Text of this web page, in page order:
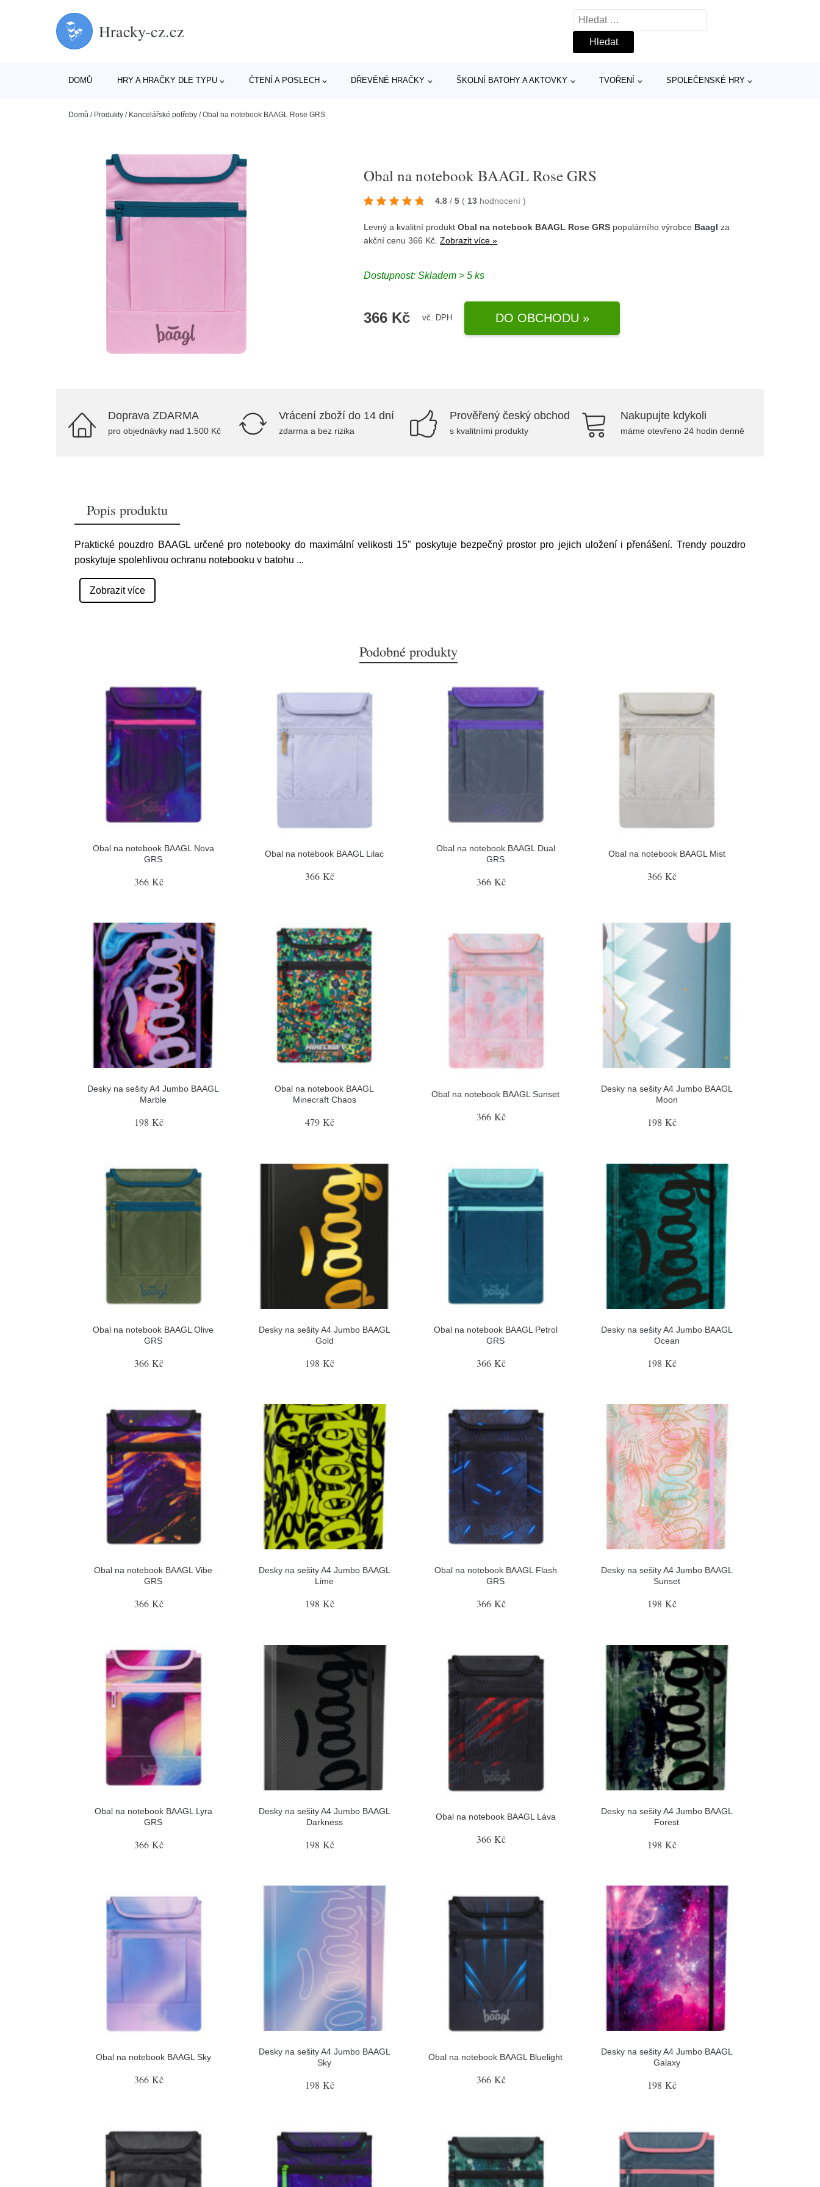
Hracky-cz.cz
Vyhledávání
DOMŮ HRY A HRAČKY DLE TYPU ČTENÍ A POSLECH DŘEVĚNÉ HRAČKY ŠKOLNÍ BATOHY A AKTOVKY TVOŘENÍ SPOLEČENSKÉ HRY
Domů / Produkty / Kancelářské potřeby /Obal na notebook BAAGL Rose GRS
Obal na notebook BAAGL Rose GRS
4.8 / 5 ( 13 hodnocení)
Levný a kvalitní produktObal na notebook BAAGL Rose GRS populárního výrobce Baagl za
akční cenu 366 Kč.Zobrazit více »
Dostupnost: Skladem > 5 ks
366 Kč vč. DPH DO OBCHODU »
Doprava ZDARMA
pro objednávky nad 1.500 Kč
Vrácení zboží do 14 dní
zdarma a bez rizika
Prověřený český obchod
s kvalitními produkty
Nakupujte kdykoli
máme otevřeno 24 hodin denně
Popis produktu
Praktické pouzdro BAAGL určené pro notebooky do maximální velikosti 15" poskytuje bezpečný prostor pro jejich uložení i přenášení. Trendy pouzdro
poskytuje spolehlivou ochranu notebooku v batohu ...
Zobrazit více
Podobné produkty
Obal na notebook BAAGL Nova
GRS
366 Kč
Obal na notebook BAAGL Lilac
366 Kč
Obal na notebook BAAGL Dual
GRS
366 Kč
Obal na notebook BAAGL Mist
366 Kč
Desky na sešity A4 Jumbo BAAGL
Marble
198 Kč
Obal na notebook BAAGL
Minecraft Chaos
479 Kč
Obal na notebook BAAGL Sunset
366 Kč
Desky na sešity A4 Jumbo BAAGL
Moon
198 Kč
Obal na notebook BAAGL Olive
GRS
366 Kč
Desky na sešity A4 Jumbo BAAGL
Gold
198 Kč
Obal na notebook BAAGL Petrol
GRS
366 Kč
Desky na sešity A4 Jumbo BAAGL
Ocean
198 Kč
Obal na notebook BAAGL Vibe
GRS
366 Kč
Desky na sešity A4 Jumbo BAAGL
Lime
198 Kč
Obal na notebook BAAGL Flash
GRS
366 Kč
Desky na sešity A4 Jumbo BAAGL
Sunset
198 Kč
Obal na notebook BAAGL Lyra
GRS
366 Kč
Desky na sešity A4 Jumbo BAAGL
Darkness
198 Kč
Obal na notebook BAAGL Láva
366 Kč
Desky na sešity A4 Jumbo BAAGL
Forest
198 Kč
Obal na notebook BAAGL Sky
366 Kč
Desky na sešity A4 Jumbo BAAGL
Sky
198 Kč
Obal na notebook BAAGL Bluelight
366 Kč
Desky na sešity A4 Jumbo BAAGL
Galaxy
198 Kč